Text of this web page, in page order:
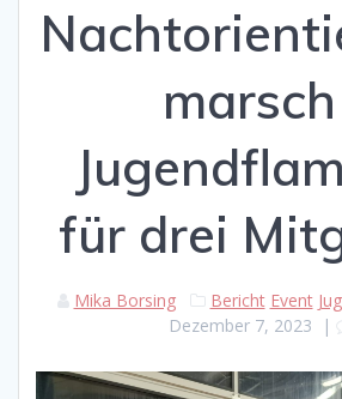
für drei
Mika Borsing Bericht Event
Dezember 7, 2023 |